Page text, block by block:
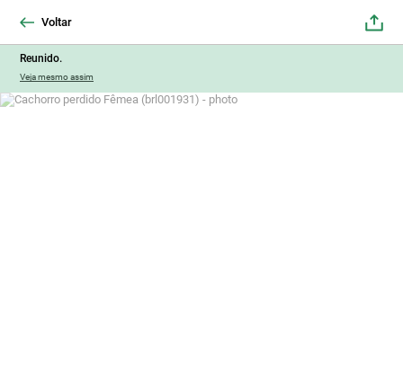
Reunido.
Veja mesmo assim
Voltar